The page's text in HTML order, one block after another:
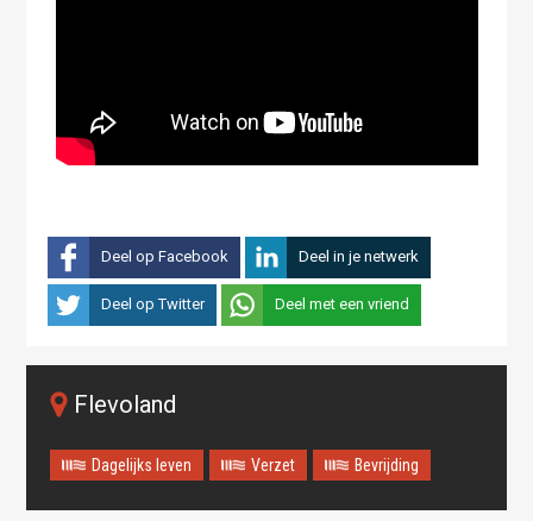
Deel op Facebook Deel in je netwerk
Deel op Twitter Deel met een vriend
Flevoland
Dagelijks leven Verzet Bevrijding